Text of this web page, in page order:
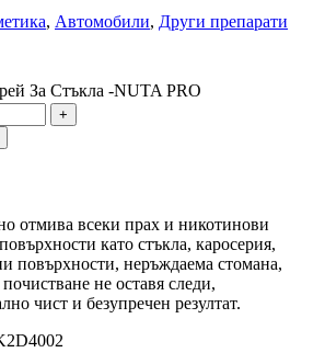
, Автомобили, Други препарати
За Стъкла -NUTA PRO
отмива всеки прах и никотинови
като стъкла, каросерия,
повърхности, неръждаема стомана,
не оставя следи,
чист и безупречен резултат.